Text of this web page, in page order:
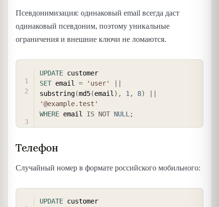
Псевдонимизация: одинаковый email всегда даст
одинаковый псевдоним, поэтому уникальные
ограничения и внешние ключи не ломаются.
UPDATE
SET email = 'user'
||
substring(md5(email ) , 1 , 8)
||
'@example.test'
WHERE email IS NOT NULL ;
Телефон
Случайный номер в формате российского мобильного:
UPDATE